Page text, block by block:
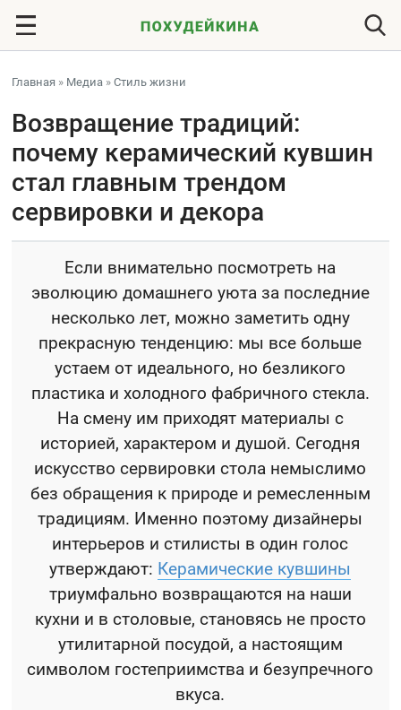
Главная » Медиа »Стиль жизни
Возвращение традиций:
почему керамический кувшин
стал главным трендом
сервировки и декора
Если внимательно посмотреть на
эволюцию домашнего уюта за последние
несколько лет, можно заметить одну
прекрасную тенденцию: мы все больше
устаем от идеального, но безликого
пластика и холодного фабричного стекла.
На смену им приходят материалы с
историей, характером и душой. Сегодня
искусство сервировки стола немыслимо
без обращения к природе и ремесленным
традициям. Именно поэтому дизайнеры
интерьеров и стилисты в один голос
утверждают: Керамические кувшины
триумфально возвращаются на наши
кухни и в столовые, становясь не просто
утилитарной посудой, а настоящим
символом гостеприимства и безупречного
вкуса.